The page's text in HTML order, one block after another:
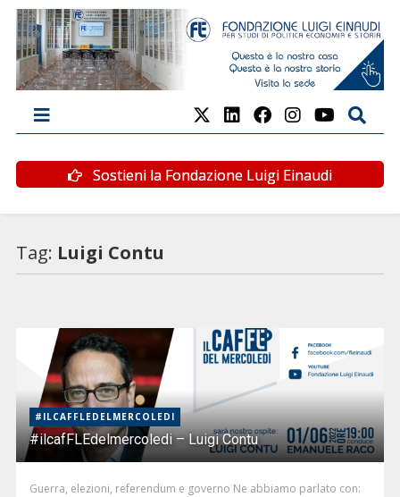
Sostieni la Fondazione Luigi Einaudi
Tag: Luigi Contu
#ILCAFFLEDELMERCOLEDI
#ilcafFLEdelmercoledi – Luigi Contu
Guerra, elezioni, referendum e governo Ne abbiamo parlato con: